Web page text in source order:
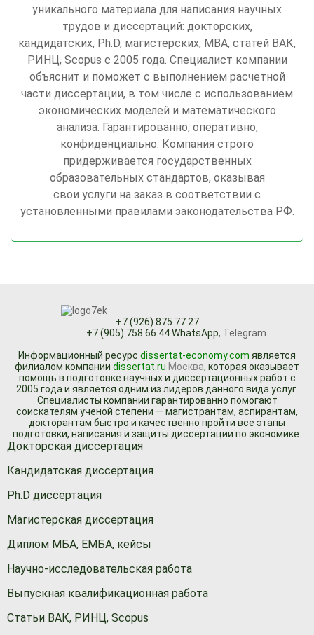
уникального материала для написания научных
трудов и диссертаций: докторских,
кандидатских, Ph.D, магистерских, MBA, статей ВАК,
РИНЦ, Scopus с 2005 года. Специалист компании
объяснит и поможет с выполнением расчетной
части диссертации, в том числе с использованием
экономических моделей и математического
анализа. Гарантированно, оперативно,
конфиденциально. Компания строго
придерживается государственных
образовательных стандартов, оказывая
свои услуги на заказ в соответствии с
установленными правилами законодательства РФ.
+7 (926) 875 77 27
+7 (905) 758 66 44 WhatsApp, Telegram
Информационный ресурc dissertat-economy.com является
филиалом компании dissertat.ru Москва, которая оказывает
помощь в подготовке научных и диссертационных работ с
2005 года и является одним из лидеров данного вида услуг.
Специалисты компании гарантированно помогают
соискателям ученой степени — магистрантам, аспирантам,
докторантам быстро и качественно пройти все этапы
подготовки, написания и защиты диссертации по экономике.
Докторская диссертация
Кандидатская диссертация
Ph.D диссертация
Магистерская диссертация
Диплом МБА, ЕМБА, кейсы
Научно-исследовательская работа
Выпускная квалификационная работа
Статьи ВАК, РИНЦ, Scopus